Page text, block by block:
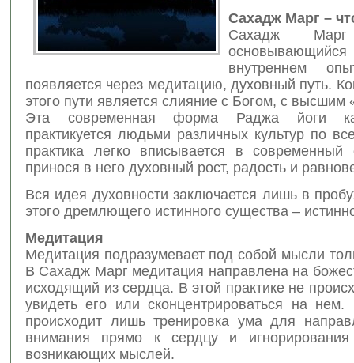
Сахадж Марг –
Сахадж
внутреннем
появляется через медитацию, духовный путь.
этого пути является слияние с Богом, с высшим
Эта современная форма Раджа йоги
практикуется людьми различных культур по
практика легко вписывается в современный
принося в него духовный рост, радость и
Вся идея духовности заключается лишь в
этого дремлющего истинного существа –
Медитация
Медитация подразумевает под собой мысли
В Сахадж Марг медитация направлена на
исходящий из сердца. В этой практике не
увидеть его или сконцентрироваться на нем.
происходит лишь тренировка ума для
внимания прямо к сердцу и игнорирования
возникающих мыслей.